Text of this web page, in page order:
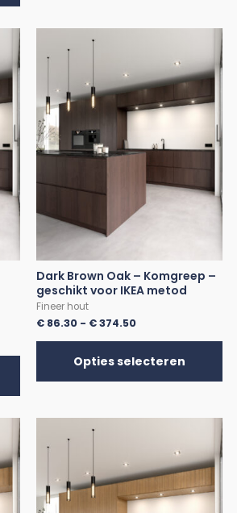
Dark Brown Oak – Komgreep –
geschikt voor IKEA metod
Fineer hout
€ 86.30 - €374.50
Opties selecteren